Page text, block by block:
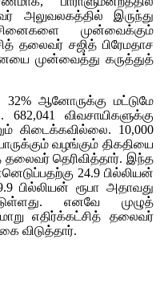
அலுவலகத்தில் இருந்து
முன்வைக்கும்
தலைவர் சஜித் பிரேமதாச
முன்வைத்து கருத்துத்
32% ஆனோருக்கு மட்டுமே
விவசாயிகளுக்கு
கிடைக்கவில்லை. 10,000
வழங்கும் திகதியை
தலைவர் தெரிவித்தார். இந்த
24.9 பில்லியன்
பில்லியன் ரூபா அதாவது
எனவே முழுத்
எதிர்க்கட்சித் தலைவர்
விடுத்தார்.